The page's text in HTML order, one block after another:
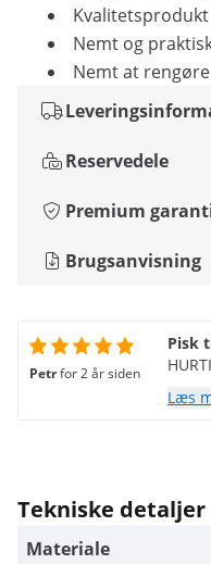
Kvalitetsprodukt
Nemt og
Nemt at rengøre
Reservedele
Premium
Brugsanvisning
Petrfor 2 år siden
Pisk
Læs
Tekniske detaljer
Materiale